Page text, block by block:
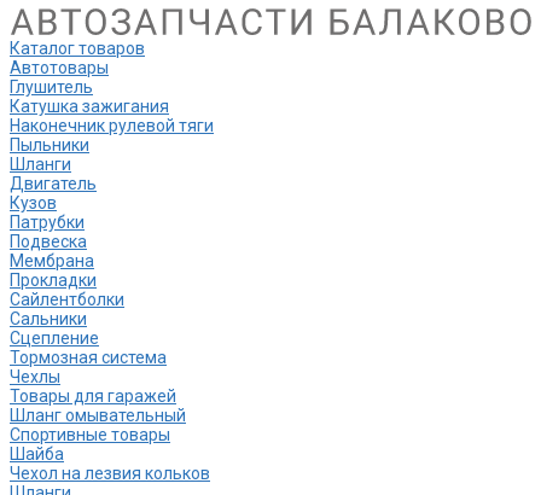
Каталог товаров
Автотовары
Глушитель
Катушка зажигания
Наконечник рулевой тяги
Пыльники
Шланги
Двигатель
Кузов
Патрубки
Подвеска
Мембрана
Прокладки
Сайлентболки
Сальники
Сцепление
Тормозная система
Чехлы
Товары для гаражей
Шланг омывательный
Спортивные товары
Шайба
Чехол на лезвия кольков